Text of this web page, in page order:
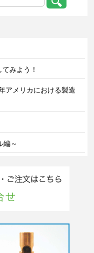
みよう！
アメリカにおける製造
編～